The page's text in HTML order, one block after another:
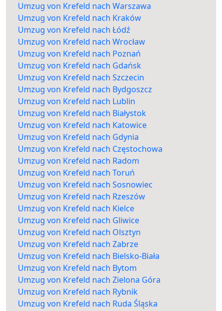
Umzug von Krefeld nach Warszawa
Umzug von Krefeld nach Kraków
Umzug von Krefeld nach Łódź
Umzug von Krefeld nach Wrocław
Umzug von Krefeld nach Poznań
Umzug von Krefeld nach Gdańsk
Umzug von Krefeld nach Szczecin
Umzug von Krefeld nach Bydgoszcz
Umzug von Krefeld nach Lublin
Umzug von Krefeld nach Białystok
Umzug von Krefeld nach Katowice
Umzug von Krefeld nach Gdynia
Umzug von Krefeld nach Częstochowa
Umzug von Krefeld nach Radom
Umzug von Krefeld nach Toruń
Umzug von Krefeld nach Sosnowiec
Umzug von Krefeld nach Rzeszów
Umzug von Krefeld nach Kielce
Umzug von Krefeld nach Gliwice
Umzug von Krefeld nach Olsztyn
Umzug von Krefeld nach Zabrze
Umzug von Krefeld nach Bielsko-Biała
Umzug von Krefeld nach Bytom
Umzug von Krefeld nach Zielona Góra
Umzug von Krefeld nach Rybnik
Umzug von Krefeld nach Ruda Śląska